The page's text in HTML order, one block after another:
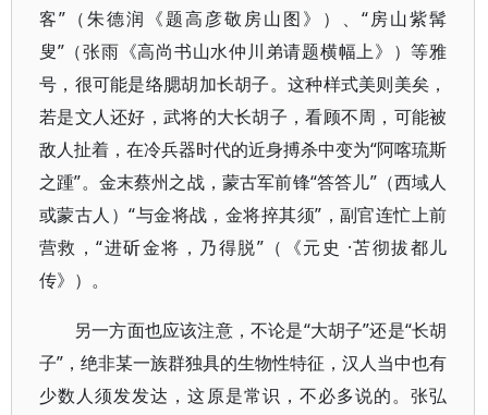
客”（朱德润《题高彦敬房山图》）、“房山紫髯
叟”（张雨《高尚书山水仲川弟请题横幅上》）等雅
号，很可能是络腮胡加长胡子。这种样式美则美矣，
若是文人还好，武将的大长胡子，看顾不周，可能被
敌人扯着，在冷兵器时代的近身搏杀中变为“阿喀琉斯
之踵”。金末蔡州之战，蒙古军前锋“答答儿”（西域人
或蒙古人）“与金将战，金将捽其须”，副官连忙上前
营救，“进斫金将，乃得脱”（《元史 ·苫彻拔都儿
传》）。
另一方面也应该注意，不论是“大胡子”还是“长胡
子”，绝非某一族群独具的生物性特征，汉人当中也有
少数人须发发达，这原是常识，不必多说的。张弘